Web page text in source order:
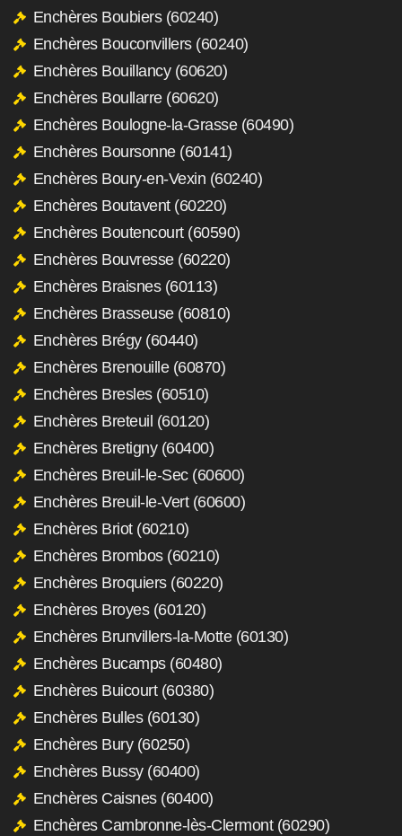
Enchères Boubiers (60240)
Enchères Bouconvillers (60240)
Enchères Bouillancy (60620)
Enchères Boullarre (60620)
Enchères Boulogne-la-Grasse (60490)
Enchères Boursonne (60141)
Enchères Boury-en-Vexin (60240)
Enchères Boutavent (60220)
Enchères Boutencourt (60590)
Enchères Bouvresse (60220)
Enchères Braisnes (60113)
Enchères Brasseuse (60810)
Enchères Brégy (60440)
Enchères Brenouille (60870)
Enchères Bresles (60510)
Enchères Breteuil (60120)
Enchères Bretigny (60400)
Enchères Breuil-le-Sec (60600)
Enchères Breuil-le-Vert (60600)
Enchères Briot (60210)
Enchères Brombos (60210)
Enchères Broquiers (60220)
Enchères Broyes (60120)
Enchères Brunvillers-la-Motte (60130)
Enchères Bucamps (60480)
Enchères Buicourt (60380)
Enchères Bulles (60130)
Enchères Bury (60250)
Enchères Bussy (60400)
Enchères Caisnes (60400)
Enchères Cambronne-lès-Clermont (60290)